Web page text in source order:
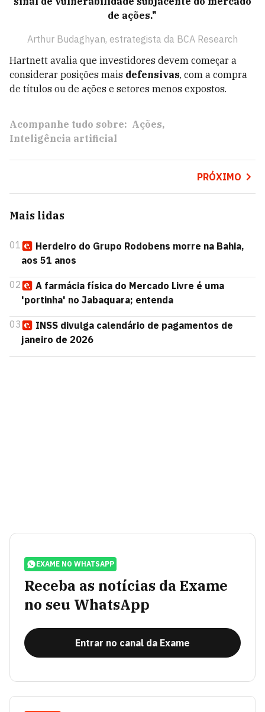
de ações."
Arthur Budaghyan, estrategista da BCA Research
Hartnett avalia que investidores devem começar a
considerar posições mais defensivas, com a compra
de títulos ou de ações e setores menos expostos.
Acompanhe tudo sobre: Ações
Inteligência artificial
PRÓXIMO
Mais lidas
01
Herdeiro do Grupo Rodobens morre na Bahia,
aos 51 anos
02
A farmácia física do Mercado Livre é uma
'portinha' no Jabaquara; entenda
03
INSS divulga calendário de pagamentos de
janeiro de 2026
EXAME NO WHATSAPP
Receba as notícias da Exame
no seu WhatsApp
Entrar no canal da Exame